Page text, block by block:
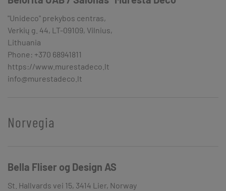
"Unideco" prekybos centras,
Verkių g. 44, LT-09109, Vilnius,
Lithuania
Phone: +370 68941811
https://www.murestadeco.lt
info@murestadeco.lt
Norvegia
Bella Fliser og Design AS
St. Hallvards vei 15, 3414 Lier, Norway